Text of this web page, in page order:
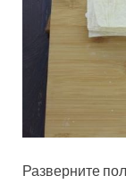
Разверните